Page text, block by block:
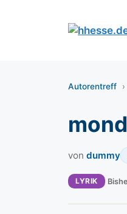
Autorentreff ›
von dummy
LYRIK